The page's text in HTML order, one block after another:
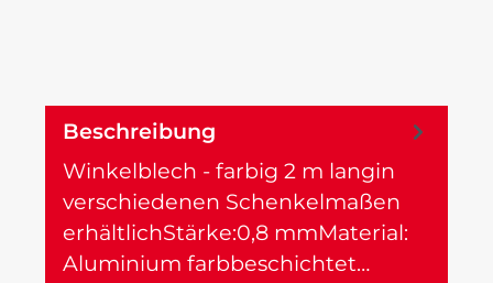
Beschreibung
Winkelblech - farbig 2 m langin
verschiedenen Schenkelmaßen
erhältlichStärke:0,8 mmMaterial:
Aluminium farbbeschichtet…